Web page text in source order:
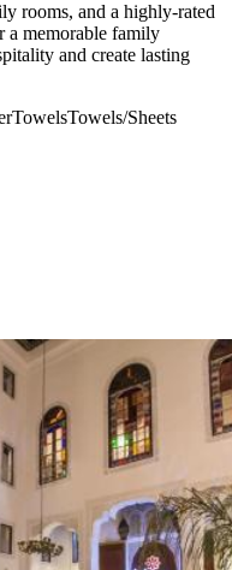
rooms, and a highly-rated
a memorable family
and create lasting
TowelsTowels/Sheets